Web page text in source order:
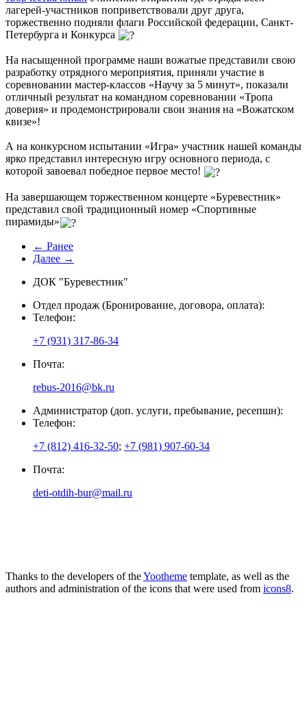
лагерей-участников поприветствовали друг друга,
торжественно подняли флаги Российской федерации, Санкт-
Петербурга и Конкурса
На насыщенной программе наши вожатые представили свою
разработку отрядного мероприятия, приняли участие в
соревновании мастер-классов «Научу за 5 минут», показали
отличный результат на командном соревновании «Тропа
доверия» и продемонстрировали свои знания на «Вожатском
квизе»!
А на конкурсном испытании «Игра» участник нашей команды
ярко представил интересную игру основного периода, с
которой завоевал победное первое место!
На завершающем торжественном концерте «Буревестник»
представил свой традиционный номер «Спортивные
пирамиды»
← Ранее
Далее →
ДОК "Буревестник"
Отдел продаж (Бронирование, договора, оплата):
Телефон:
+7 (931) 317-86-34
Почта:
rebus-2016@bk.ru
Администратор (доп. услуги, пребывание, ресепшн):
Телефон:
+7 (812) 416-32-50; +7 (981) 907-60-34
Почта:
deti-otdih-bur@mail.ru
Thanks to the developers of theYootheme template, as well as the
authors and administration of the icons that were used from icons8.